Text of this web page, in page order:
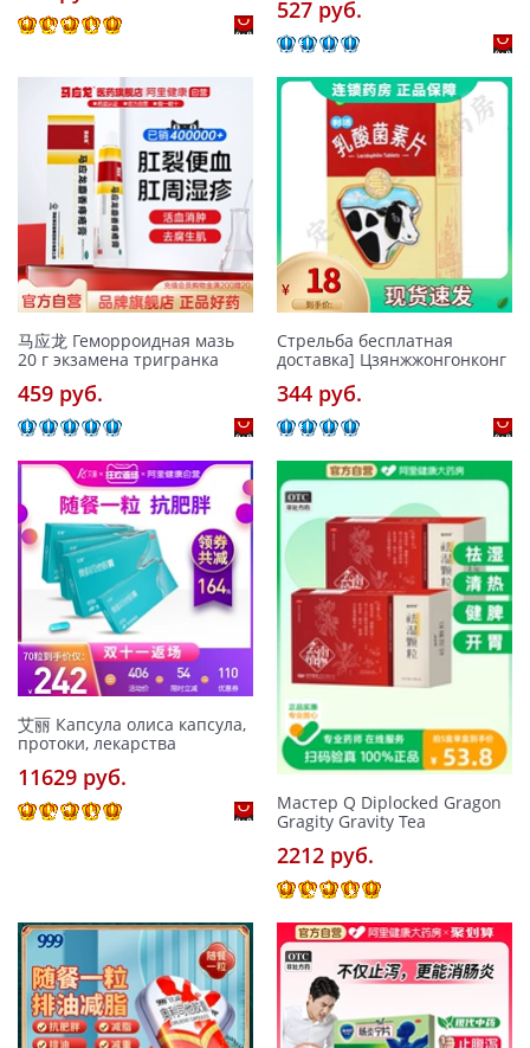
527 pуб.
马应龙 Геморроидная мазь
20 г экзамена тригранка
459 pуб.
Стрельба бесплатная
доставка] Цзянжжонгонконг
344 pуб.
艾丽 Капсула олиса капсула,
протоки, лекарства
11629 pуб.
Мастер Q Diplocked Gragon
Gragity Gravity Tea
2212 pуб.